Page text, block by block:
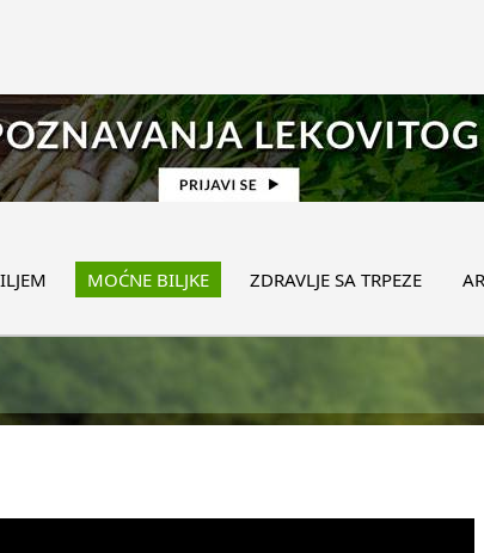
MOĆNE BILJKE ZDRAVLJE SA TRPEZE